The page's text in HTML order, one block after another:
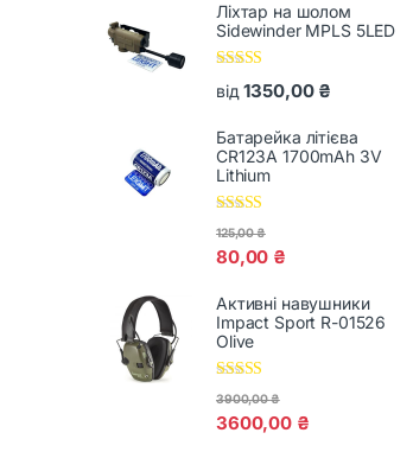
Ліхтар на шолом
Sidewinder MPLS 5LED
Оцінено в
5.00 з 5
від1350,00 ₴
Батарейка літієва
CR123A 1700mAh 3V
Lithium
Оцінено в
5.00
80,00 ₴
125,00₴
Активні навушники
Impact Sport R-01526
Olive
Оцінено в
з 5
3600,00 ₴
3900,00₴